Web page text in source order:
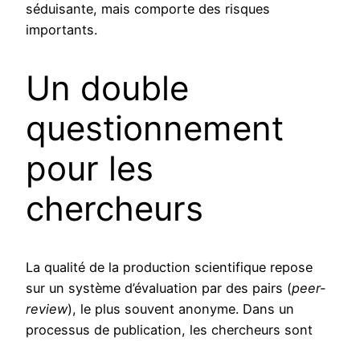
séduisante, mais comporte des risques
importants.
Un double
questionnement
pour les
chercheurs
La qualité de la production scientifique repose
sur un système d’évaluation par des pairs (peer-
review), le plus souvent anonyme. Dans un
processus de publication, les chercheurs sont